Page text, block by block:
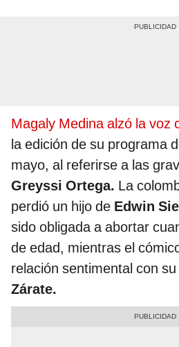
Magaly Medina alzó la voz
la edición de su programa
mayo, al referirse a las
Greyssi Ortega. La
perdió un hijo de Edwin
sido obligada a abortar
de edad, mientras el
relación sentimental con
Zárate.